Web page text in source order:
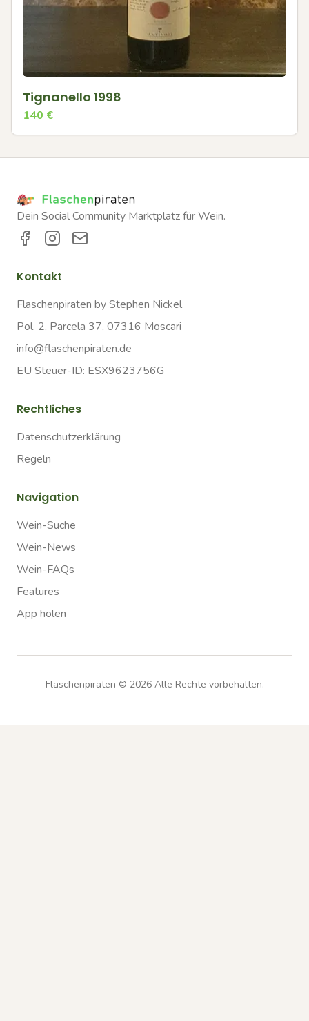
Tignanello 1998
140 €
Dein Social Community Marktplatz für Wein.
Kontakt
Flaschenpiraten by Stephen Nickel
Pol. 2, Parcela 37, 07316 Moscari
info@flaschenpiraten.de
EU Steuer-ID: ESX9623756G
Rechtliches
Datenschutzerklärung
Regeln
Navigation
Wein-Suche
Wein-News
Wein-FAQs
Features
App holen
Flaschenpiraten © 2026Alle Rechte vorbehalten.